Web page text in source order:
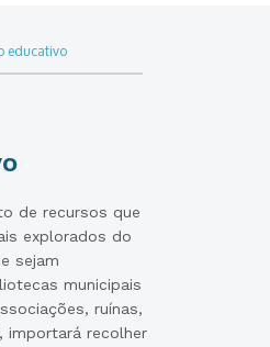
educativo
de recursos que
explorados do
sejam
municipais
ruínas,
importará recolher